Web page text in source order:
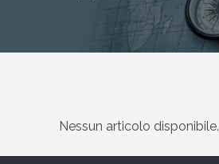
Nessun articolo disponibile.